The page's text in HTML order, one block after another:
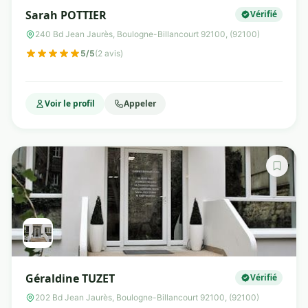
Sarah POTTIER Vérifié
240 Bd Jean Jaurès, Boulogne-Billancourt 92100, (92100)
5/5(2 avis)
Voir le profil Appeler
Géraldine TUZET Vérifié
202 Bd Jean Jaurès, Boulogne-Billancourt 92100, (92100)